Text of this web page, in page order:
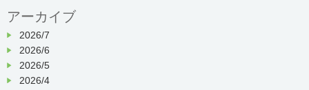
アーカイブ
2026/7
2026/6
2026/5
2026/4